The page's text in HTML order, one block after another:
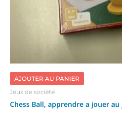
AJOUTER AU PANIER
Jeux de société
Chess Ball, apprendre a jouer au